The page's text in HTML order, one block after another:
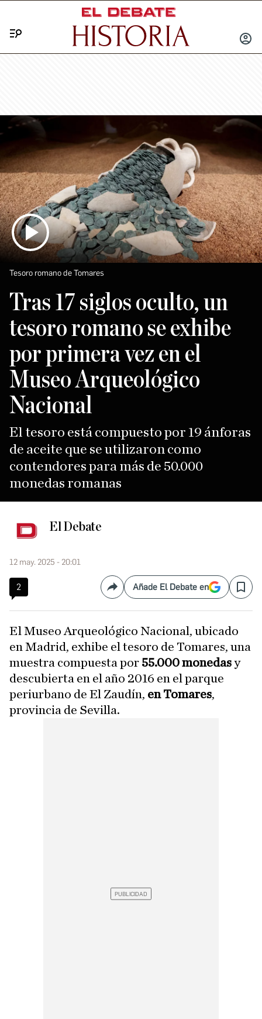
INICIAR
Tesoro romano de Tomares
Tras 17 siglos oculto, un
tesoro romano se exhibe
por primera vez en el
Museo Arqueológico
Nacional
El tesoro está compuesto por 19 ánforas
de aceite que se utilizaron como
contendores para más de 50.000
monedas romanas
El Debate
12 may. 2025 - 20:01
2 CompartirAñade El Debate en Save
El Museo Arqueológico Nacional, ubicado
en Madrid, exhibe el tesoro de Tomares, una
muestra compuesta por 55.000 monedasy
descubierta en el año 2016 en el parque
periurbano de El Zaudín, en Tomares,
provincia de Sevilla.